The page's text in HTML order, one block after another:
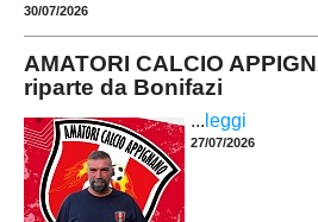
30/07/2026
AMATORI CALCIO
riparte da Bonifazi
... leggi
27/07/2026